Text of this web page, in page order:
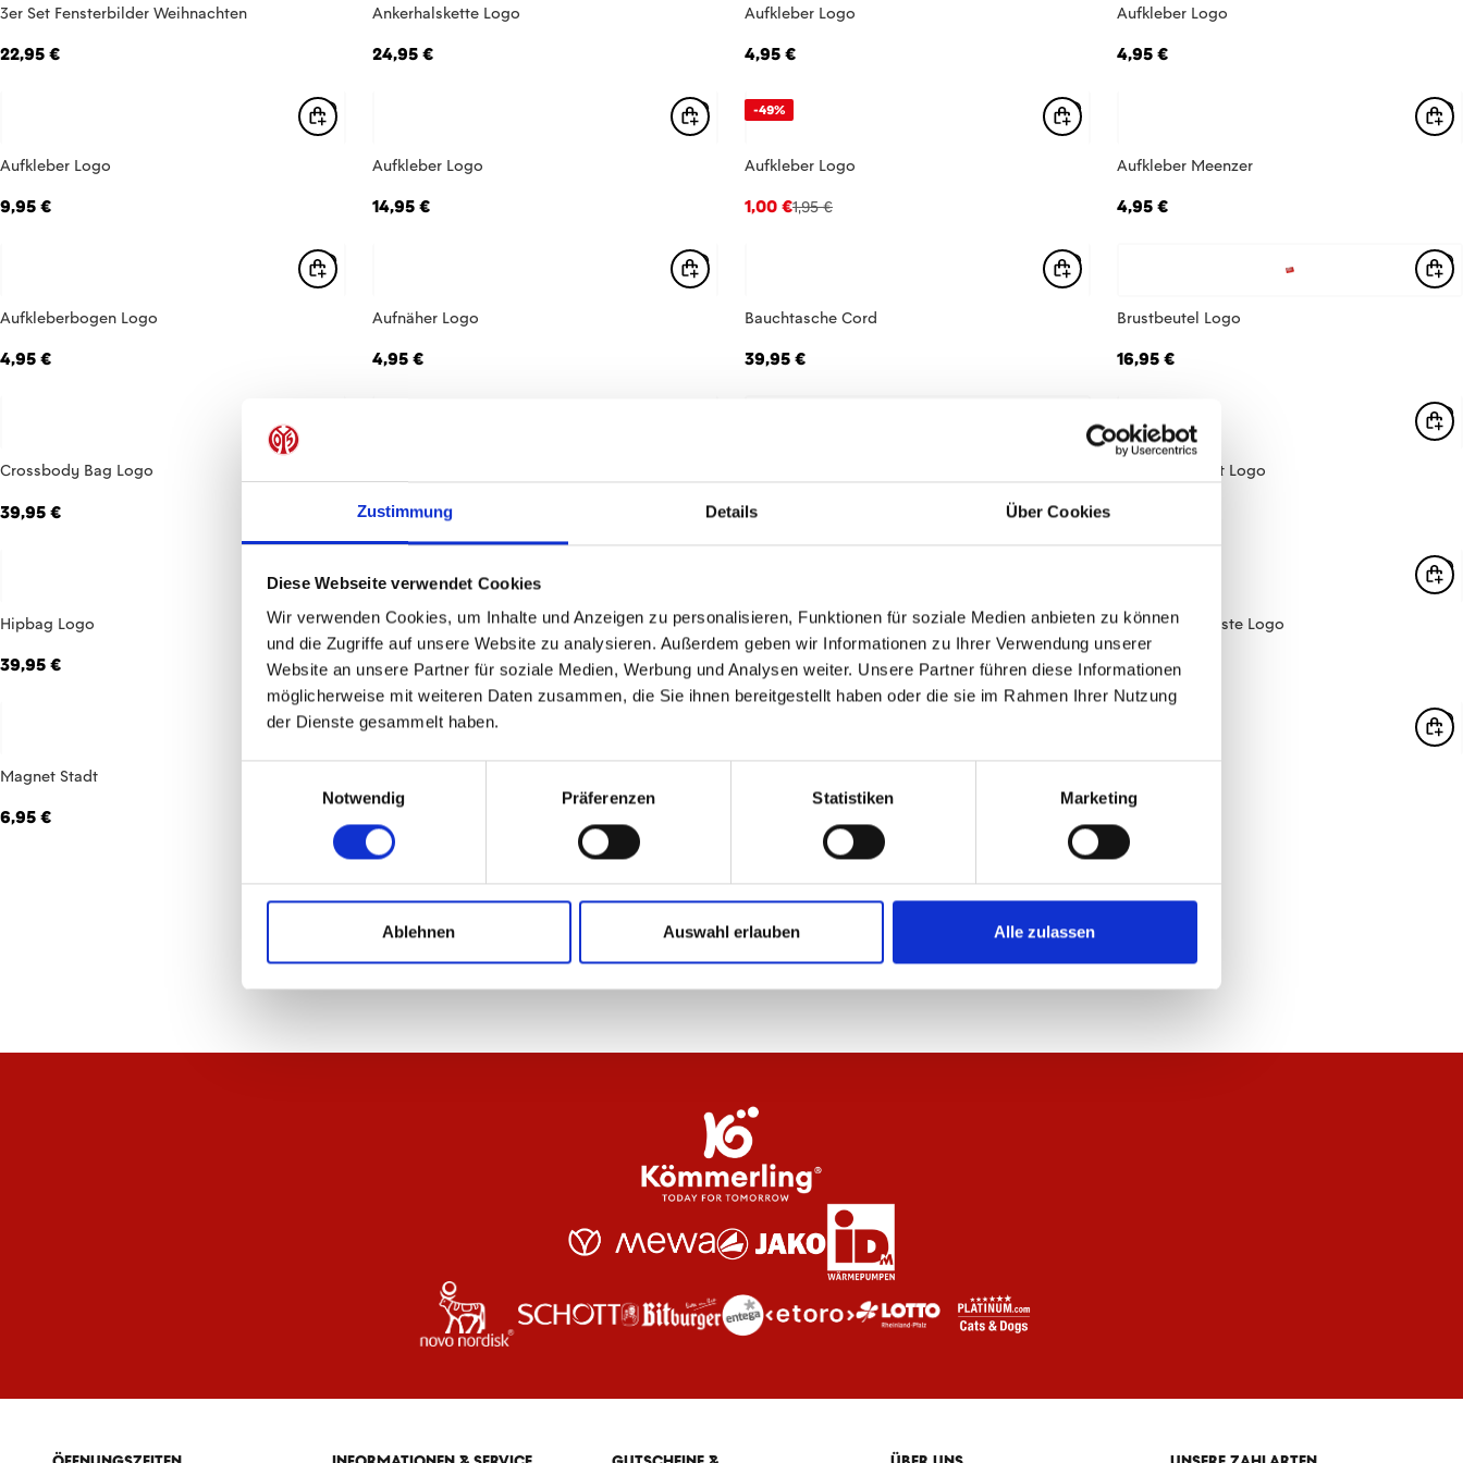
Zustimmung Details Über Cookies
Diese Webseite verwendet Cookies
Wir verwenden Cookies, um Inhalte und Anzeigen zu personalisieren, Funktionen für soziale Medien anbieten zu können
und die Zugriffe auf unsere Website zu analysieren. Außerdem geben wir Informationen zu Ihrer Verwendung unserer
Website an unsere Partner für soziale Medien, Werbung und Analysen weiter. Unsere Partner führen diese Informationen
möglicherweise mit weiteren Daten zusammen, die Sie ihnen bereitgestellt haben oder die sie im Rahmen Ihrer Nutzung
der Dienste gesammelt haben.
Notwendig
Präferenzen Statistiken Marketing
Ablehnen Auswahl erlauben Alle zulassen
3er Set Fensterbilder Weihnachten
22,95 €
Ankerhalskette Logo
24,95 €
Aufkleber Logo
4,95 €
Aufkleber Logo
4,95 €
Aufkleber Logo
9,95 €
Aufkleber Logo
14,95 €
-49%
Aufkleber Logo
1,00 €1,95 €
Aufkleber Meenzer
4,95 €
Aufkleberbogen Logo
4,95 €
Aufnäher Logo
4,95 €
Bauchtasche Cord
39,95 €
Brustbeutel Logo
16,95 €
Crossbody Bag Logo
39,95 € 19,95 € 29,95 €
Hauttattoo-Set Logo
Hipbag Logo
39,95 €
Knirps Mainz 05
24,95 €
Magnet Logo
4,95 €
Magnet Merkliste Logo
4,95 €
Magnet Stadt
6,95 €
24 von 50
WEITERE PRODUKTE LADEN